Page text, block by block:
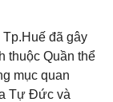
đã gây
thuộc Quần thể
mục quan
Tự Đức và